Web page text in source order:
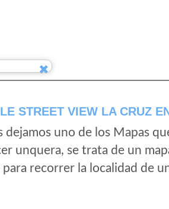
STREET VIEW LA CRUZ
dejamos uno de los Mapas
unquera, se trata de un
para recorrer la localidad de